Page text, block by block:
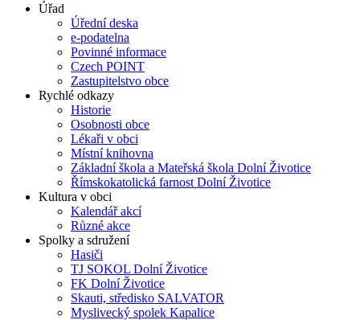
Úřad
Úřední deska
e-podatelna
Povinné informace
Czech POINT
Zastupitelstvo obce
Rychlé odkazy
Historie
Osobnosti obce
Lékaři v obci
Místní knihovna
Základní škola a Mateřská škola Dolní Životice
Římskokatolická farnost Dolní Životice
Kultura v obci
Kalendář akcí
Různé akce
Spolky a sdružení
Hasiči
TJ SOKOL Dolní Životice
FK Dolní Životice
Skauti, středisko SALVATOR
Myslivecký spolek Kapalice